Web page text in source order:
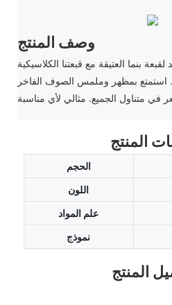
وصف المنتج
بنما العتيقة مع قبعتنا الكلاسيكية
استمتع بمظهر وملمس الصوف الفاخر
المنتج
الحجم
اللون
علم المواد
نموذج
المنتج